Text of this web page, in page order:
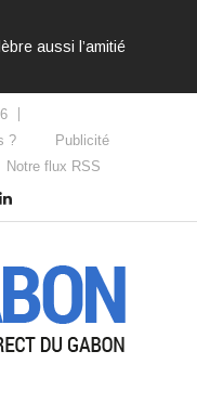
aussi l’amitié
?
Publicité
Notre flux RSS